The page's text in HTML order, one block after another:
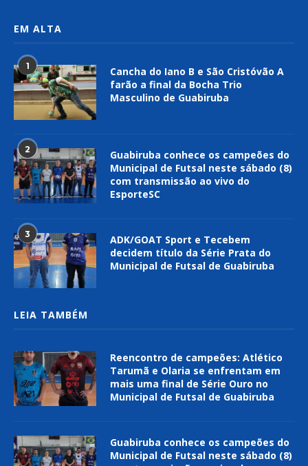
EM ALTA
1
Cancha do Iano B e São Cristóvão A
farão a final da Bocha Trio
Masculino de Guabiruba
2
Guabiruba conhece os campeões do
Municipal de Futsal neste sábado (8)
com transmissão ao vivo do
EsporteSC
3
ADK/GOAT Sport e Tecebem
decidem título da Série Prata do
Municipal de Futsal de Guabiruba
LEIA TAMBÉM
Reencontro de campeões: Atlético
Tarumã e Olaria se enfrentam em
mais uma final de Série Ouro no
Municipal de Futsal de Guabiruba
Guabiruba conhece os campeões do
Municipal de Futsal neste sábado (8)